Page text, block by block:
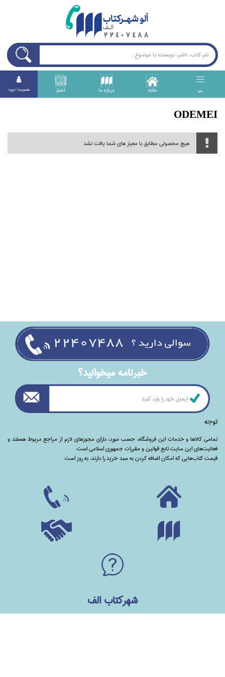
منو خانه درباره ما اخبار عضويت / ورود
ODEMEI
هیچ محصولی مطابق با معیار های شما یافت نشد
خبرنامه ميخوانيد؟
توجه
تمامی‌ کالاها و خدمات این فروشگاه، حسب مورد،‌ دارای مجوزهای لازم از مراجع مربوط هستند ‌و‌‌
فعالیت‌های این سایت تابع قوانین و مقررات جمهوری اسلامی است.
قیمت کتاب‌هایی که امکان اضافه کردن به سبد خرید را دارند،‌ به روز است.
شهرکتاب الف